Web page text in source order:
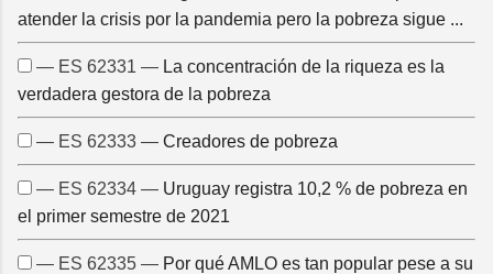
atender la crisis por la pandemia pero la pobreza sigue ...
— ES 62331 — La concentración de la riqueza es la
verdadera gestora de la pobreza
— ES 62333 — Creadores de pobreza
— ES 62334 — Uruguay registra 10,2 % de pobreza en
el primer semestre de 2021
— ES 62335 — Por qué AMLO es tan popular pese a su